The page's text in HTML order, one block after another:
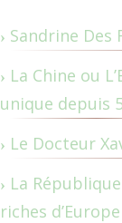
Sandrine Des
La Chine ou
unique depuis
Le Docteur
La
riches d’Europe